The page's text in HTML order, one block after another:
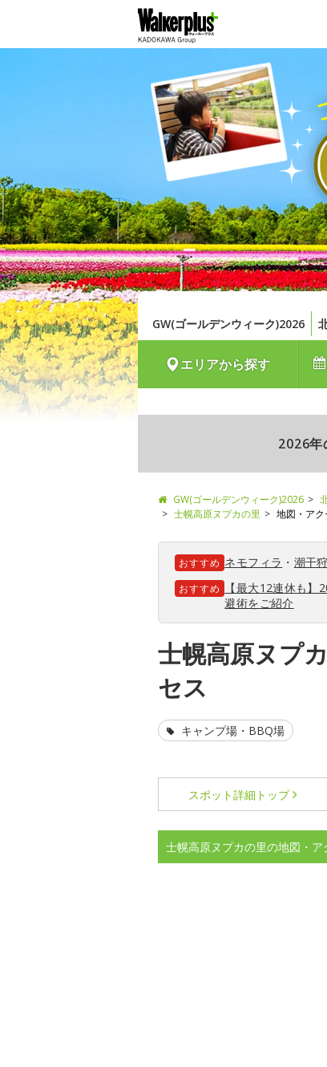
GW(ゴールデンウィーク)2026
エリアから探す
2026年
GW(ゴールデンウィーク)2026
士幌高原ヌプカの里
地図・アク
おすすめ ネモフィラ ・ 潮干
おすすめ
【最大12連休も
避術をご紹介
士幌高原ヌプ
セス
キャンプ場・BBQ場
スポット詳細 トップ
士幌高原ヌプカの里の地図・ア